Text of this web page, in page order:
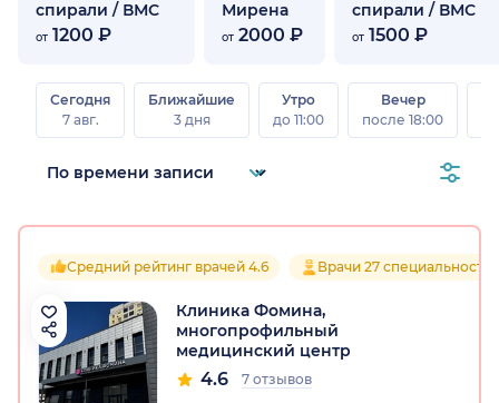
спирали / ВМС
от 1200 ₽
Мирена
от 2000 ₽
спирали / ВМС
от 1500 ₽
Сегодня
7 авг.
Ближайшие
3 дня
Утро
до 11:00
Вечер
после 18:00
Средний рейтинг врачей 4.6 Врачи 27
Клиника Фомина,
многопрофильный
медицинский центр
4.6 7 отзывов